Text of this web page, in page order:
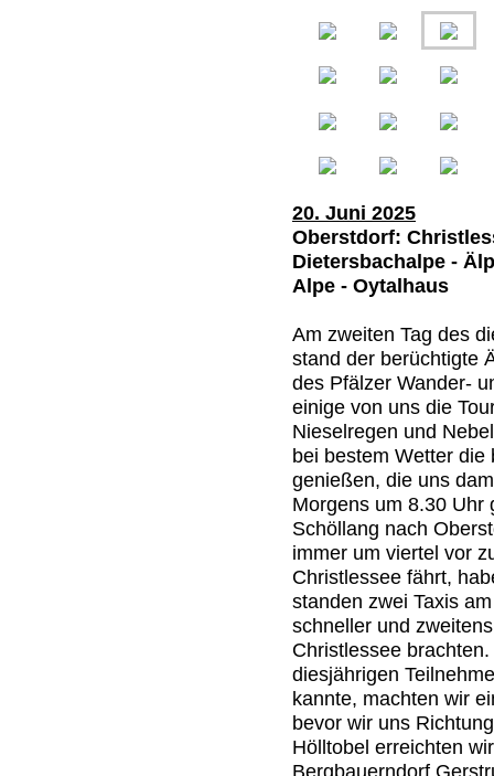
20. Juni 2025
Oberstdorf:
Dietersbachalpe -
Alpe - Oytalhaus
Am zweiten Tag des
stand der berüchtigte
des Pfälzer Wander-
einige von uns die
Nieselregen und
bei bestem Wetter die
genießen, die uns
Morgens um 8.30 Uhr
Schöllang nach
immer um viertel vor
Christlessee fährt,
standen zwei Taxis
schneller und
Christlessee
diesjährigen
kannte, machten wir
bevor wir uns
Hölltobel erreichten
Bergbauerndorf